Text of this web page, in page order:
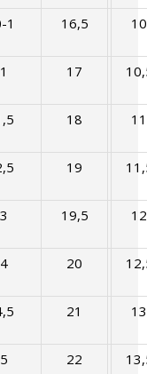
1 16,5 10
1 17
18 11
19
3 19,5 12
4 20
21 13
5 22